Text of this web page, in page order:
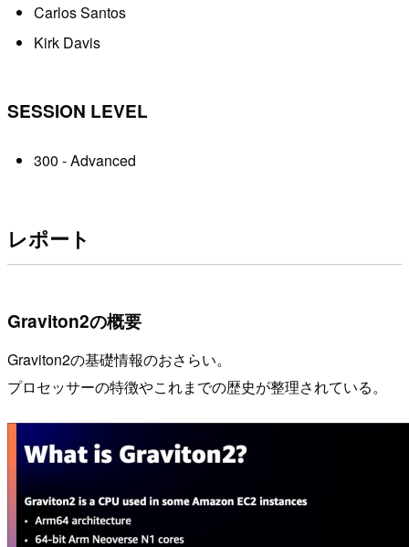
Carlos Santos
Kirk Davis
SESSION LEVEL
300 - Advanced
レポート
Graviton2の概要
Graviton2の基礎情報のおさらい。
プロセッサーの特徴やこれまでの歴史が整理されている。